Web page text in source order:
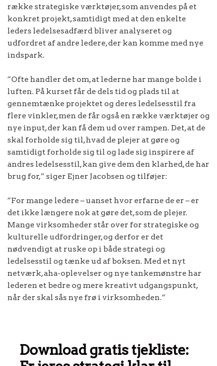
række strategiske værktøjer, som anvendes på et
konkret projekt, samtidigt med at den enkelte
leders ledelsesadfærd bliver analyseret og
udfordret af andre ledere, der kan komme med nye
indspark.
”Ofte handler det om, at lederne har mange bolde i
luften. På kurset får de dels tid og plads til at
gennemtænke projektet og deres ledelsesstil fra
flere vinkler, men de får også en række værktøjer og
nye input, der kan få dem ud over rampen. Det, at de
skal forholde sig til, hvad de plejer at gøre og
samtidigt forholde sig til og lade sig inspirere af
andres ledelsesstil, kan give dem den klarhed, de har
brug for,” siger Ejner Jacobsen og tilføjer:
”For mange ledere – uanset hvor erfarne de er – er
det ikke længere nok at gøre det, som de plejer.
Mange virksomheder står over for strategiske og
kulturelle udfordringer, og derfor er det
nødvendigt at ruske op i både strategi og
ledelsesstil og tænke ud af boksen. Med et nyt
netværk, aha-oplevelser og nye tankemønstre har
lederen et bedre og mere kreativt udgangspunkt,
når der skal sås nye frø i virksomheden.”
Download gratis tjekliste: